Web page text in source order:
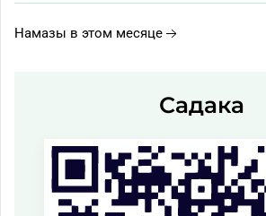
Намазы в этом месяце
Садака